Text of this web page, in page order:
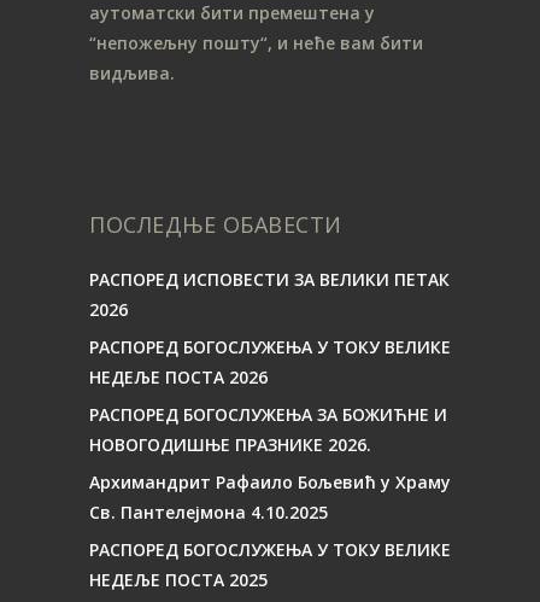
аутоматски бити премештена у
“непожељну пошту“, и неће вам бити
видљива.
ПОСЛЕДЊЕ ОБАВЕСТИ
РАСПОРЕД ИСПОВЕСТИ ЗА ВЕЛИКИ ПЕТАК
2026
РАСПОРЕД БОГОСЛУЖЕЊА У ТОКУ ВЕЛИКЕ
НЕДЕЉЕ ПОСТА 2026
РАСПОРЕД БОГОСЛУЖЕЊА ЗА БОЖИЋНЕ И
НОВОГОДИШЊЕ ПРАЗНИКЕ 2026.
Архимандрит Рафаило Бољевић у Храму
Св. Пантелејмона 4.10.2025
РАСПОРЕД БОГОСЛУЖЕЊА У ТОКУ ВЕЛИКЕ
НЕДЕЉЕ ПОСТА 2025